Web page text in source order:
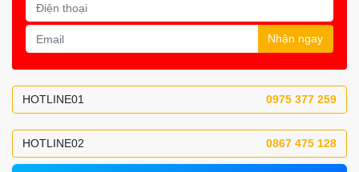
Nhận ngay
HOTLINE01 0975 377 259
HOTLINE02 0867 475 128